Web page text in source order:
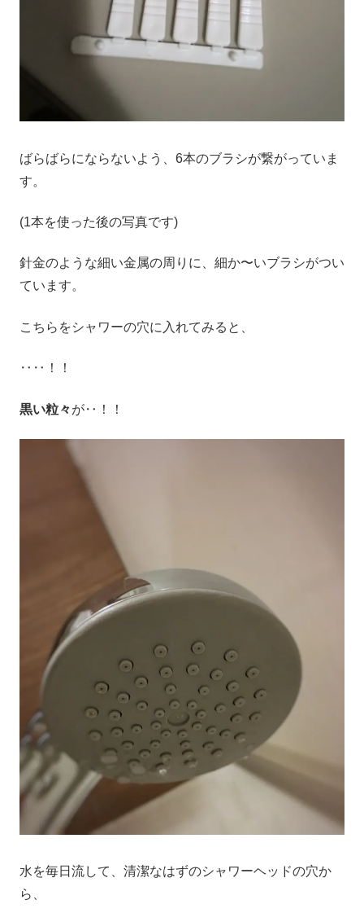
ばらばらにならないよう、6本のブラシが繋がっていま
す。
(1本を使った後の写真です)
針金のような細い金属の周りに、細か〜いブラシがつい
ています。
こちらをシャワーの穴に入れてみると、
‥‥！！
黒い粒々が‥！！
水を毎日流して、清潔なはずのシャワーヘッドの穴か
ら、